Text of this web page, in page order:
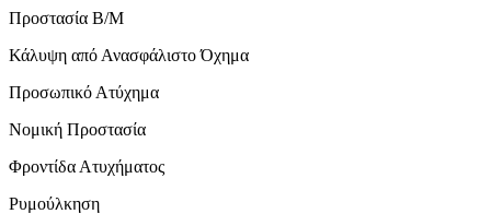
Προστασία Β/Μ
Κάλυψη από Ανασφάλιστο Όχημα
Προσωπικό Ατύχημα
Νομική Προστασία
Φροντίδα Ατυχήματος
Ρυμούλκηση